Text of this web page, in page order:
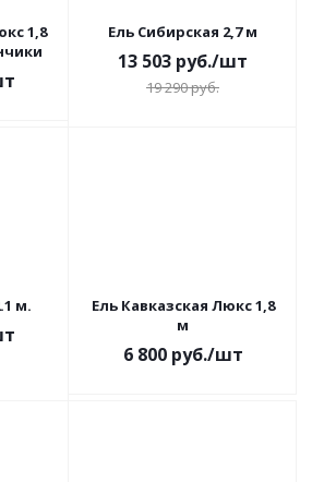
1,8
Ель Сибирская 2,7 м
13 503 руб./шт
19 290руб.
2.1 м.
Ель Кавказская Люкс 1,8
м
6 800руб./шт